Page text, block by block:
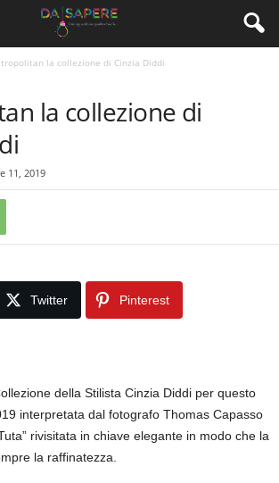
la collezione di Cinzia Diddi
la collezione di
11, 2019
Twitter Pinterest
della Stilista Cinzia Diddi per questo
interpretata dal fotografo Thomas Capasso
rivisitata in chiave elegante in modo che la
la raffinatezza.